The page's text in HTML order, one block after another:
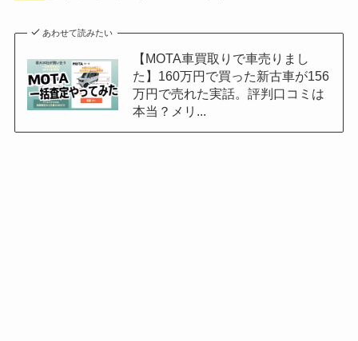
あわせて読みたい
【MOTA車買取りで車売りまし
た】160万円で買った新古車が156
万円で売れた実話。評判口コミは
本当？メリ...